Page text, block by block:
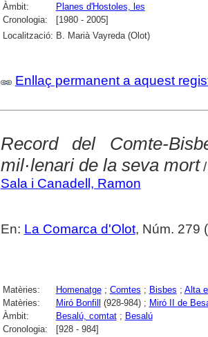
Àmbit:
Planes d'Hostoles, les
Cronologia:
[1980 - 2005]
Localització: B. Marià Vayreda (Olot)
Enllaç permanent a aquest
Record del Comte-
mil·lenari de la seva mort/
Sala i Canadell, Ramon
En: La Comarca d'Olot, Núm. 279
Matèries: Homenatge; Comtes ; Bisbes ; Alta
Matèries:
Miró Bonfill (928-984) ; Miró II de
Àmbit:
Besalú, comtat; Besalú
Cronologia:
[928 - 984]